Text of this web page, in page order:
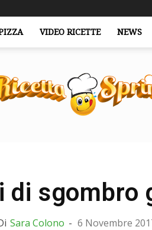
VIDEO RICETTE NEWS
di sgombro
Sara Colono - 6 Novembre